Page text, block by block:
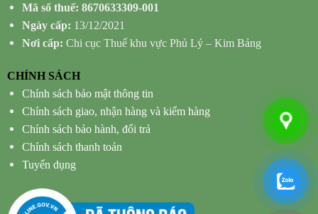
Mã số thuế: 8670633309-001
Ngày cấp: 13/12/2021
Nơi cấp: Chi cục Thuế khu vực Phủ Lý – Kim Bảng
CHÍNH SÁCH
Chính sách bảo mật thông tin
Chính sách giao, nhận hàng và kiểm hàng
Chính sách bảo hành, đổi trả
Chính sách thanh toán
Tuyển dụng